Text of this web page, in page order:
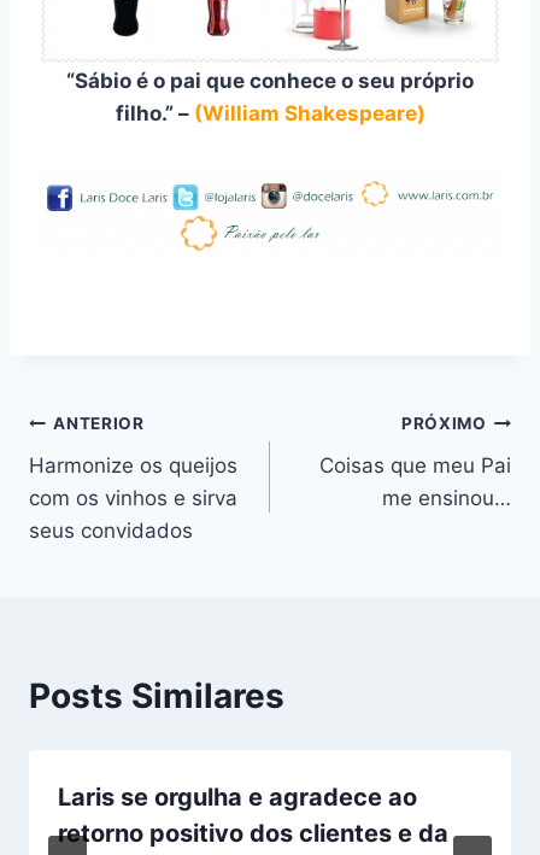
“Sábio é o pai que conhece o seu próprio
filho.” – (William Shakespeare)
Navegação
de
Post
ANTERIOR
Harmonize os queijos
com os vinhos e sirva
seus convidados
PRÓXIMO
Coisas que meu Pai
me ensinou…
Posts Similares
Laris se orgulha e agradece ao
retorno positivo dos clientes e da